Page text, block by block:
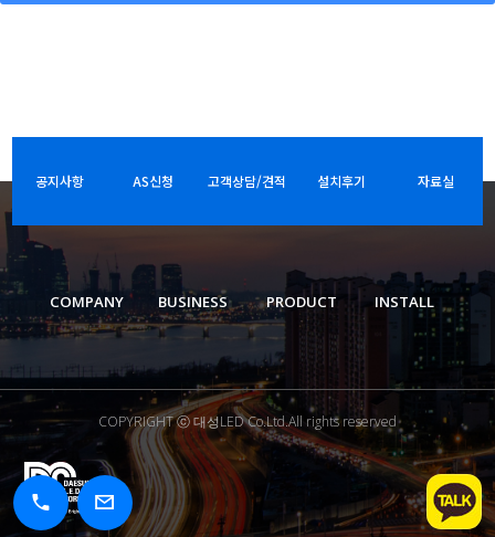
공지사항 AS신청 고객상담/견적 설치후기 자료실
COMPANY BUSINESS PRODUCT INSTALL
COPYRIGHT ⓒ 대성LED Co.Ltd.All rights reserved